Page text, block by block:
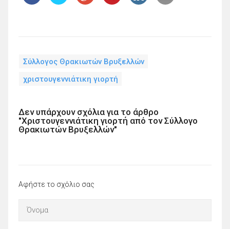
Σύλλογος Θρακιωτών Βρυξελλών
χριστουγεννιάτικη γιορτή
Δεν υπάρχουν σχόλια για το άρθρο
"Χριστουγεννιάτικη γιορτή από τον Σύλλογο
Θρακιωτών Βρυξελλών"
Αφήστε το σχόλιο σας